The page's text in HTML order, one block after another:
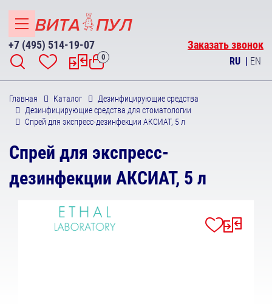
+7 (495) 514-19-07 Заказать звонок
0 RU | EN
Главная Каталог
Дезинфицирующие средства
Дезинфицирующие средства для стоматологии
Спрей для экспресс-дезинфекции АКСИАТ, 5 л
Спрей для экспресс-
дезинфекции АКСИАТ, 5 л